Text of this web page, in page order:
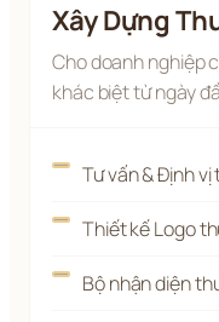
Xây Dựng
Cho doanh nghiệp
khác biệt từ ngày
Tư vấn & Định
Thiết kế Logo
Bộ nhận diện